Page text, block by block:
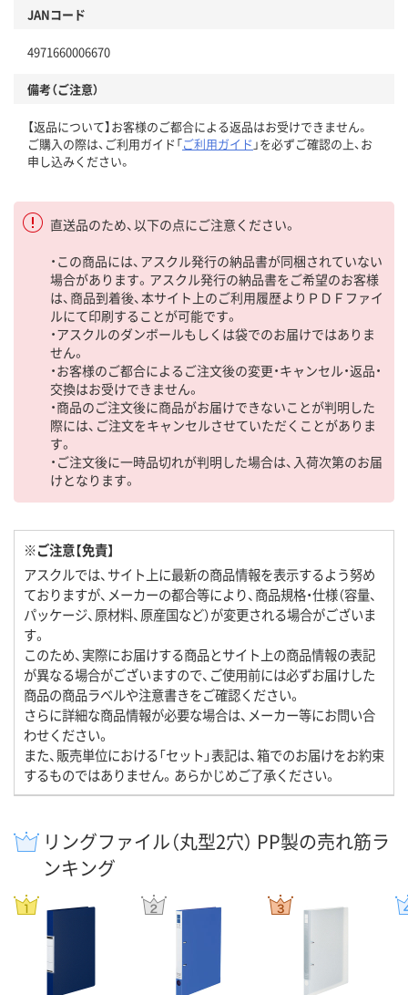
JANコード
4971660006670
備考（ご注意）
【返品について】お客様のご都合による返品はお受けできません。
ご購入の際は、ご利用ガイド「ご利用ガイド 」を必ずご確認の上、お
申し込みください。
直送品のため、以下の点にご注意ください。
・この商品には、アスクル発行の納品書が同梱されていない
場合があります。アスクル発行の納品書をご希望のお客様
は、商品到着後、本サイト上のご利用履歴よりＰＤＦファイ
ルにて印刷することが可能です。
・アスクルのダンボールもしくは袋でのお届けではありま
せん。
・お客様のご都合によるご注文後の変更・キャンセル・返品・
交換はお受けできません。
・商品のご注文後に商品がお届けできないことが判明した
際には、ご注文をキャンセルさせていただくことがありま
す。
・ご注文後に一時品切れが判明した場合は、入荷次第のお届
けとなります。
※ご注意【免責】
アスクルでは、サイト上に最新の商品情報を表示するよう努め
ておりますが、メーカーの都合等により、商品規格・仕様（容量、
パッケージ、原材料、原産国など）が変更される場合がございま
す。
このため、実際にお届けする商品とサイト上の商品情報の表記
が異なる場合がございますので、ご使用前には必ずお届けした
商品の商品ラベルや注意書きをご確認ください。
さらに詳細な商品情報が必要な場合は、メーカー等にお問い合
わせください。
また、販売単位における「セット」表記は、箱でのお届けをお約束
するものではありません。あらかじめご了承ください。
リングファイル（丸型2穴） PP製の売れ筋ラ
ンキング